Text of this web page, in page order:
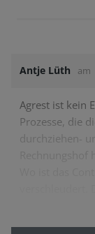
Antje Lüth am
Agrest ist kein
Prozesse, die
durchziehen-